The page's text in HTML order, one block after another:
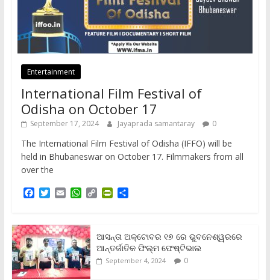
Entertainment
International Film Festival of
Odisha on October 17
September 17, 2024 Jayaprada samantaray 0
The International Film Festival of Odisha (IFFO) will be
held in Bhubaneswar on October 17. Filmmakers from all
over the
F
e
b
o
o
k
T
t
t
e
r
E
i
l
W
t
s
A
p
p
C
L
i
n
k
P
t
F
r
i
S
e
ଆସନ୍ତା ଅକ୍ଟୋବର ୧୭ ରେ ଭୁବନେଶ୍ୱରରେ
ଆନ୍ତର୍ଜାତିକ ଫିଲ୍ମ ଫେଷ୍ଟିଭାଲ
September 4, 2024 0